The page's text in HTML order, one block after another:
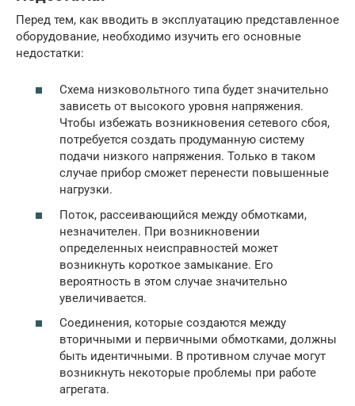
Перед тем, как вводить в эксплуатацию представленное
оборудование, необходимо изучить его основные
недостатки:
Схема низковольтного типа будет значительно
зависеть от высокого уровня напряжения.
Чтобы избежать возникновения сетевого сбоя,
потребуется создать продуманную систему
подачи низкого напряжения. Только в таком
случае прибор сможет перенести повышенные
нагрузки.
Поток, рассеивающийся между обмотками,
незначителен. При возникновении
определенных неисправностей может
возникнуть короткое замыкание. Его
вероятность в этом случае значительно
увеличивается.
Соединения, которые создаются между
вторичными и первичными обмотками, должны
быть идентичными. В противном случае могут
возникнуть некоторые проблемы при работе
агрегата.